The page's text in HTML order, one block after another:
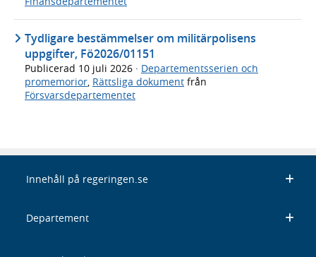
Tydligare bestämmelser om militärpolisens
uppgifter, Fö2026/01151
Publicerad 10 juli 2026 · Departementsserien och
promemorior, Rättsliga dokument från
Försvarsdepartementet
Innehåll på regeringen.se
Departement